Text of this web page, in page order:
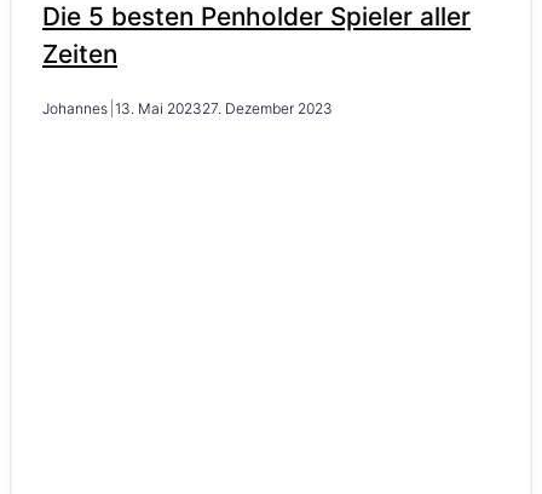
Die 5 besten Penholder Spieler aller
Zeiten
Johannes 13. Mai 202327. Dezember 2023